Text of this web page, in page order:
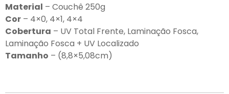
Material – Couchê 250g
Cor – 4×0, 4×1, 4×4
Cobertura – UV Total Frente, Laminação Fosca,
Laminação Fosca + UV Localizado
Tamanho – (8,8×5,08cm)